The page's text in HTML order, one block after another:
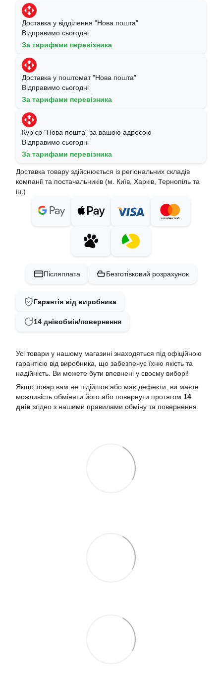
Доставка у відділення "Нова пошта"
Відправимо сьогодні
За тарифами перевізника
Доставка у поштомат "Нова пошта"
Відправимо сьогодні
За тарифами перевізника
Кур'єр "Нова пошта" за вашою адресою
Відправимо сьогодні
За тарифами перевізника
Доставка товару здійснюється із регіональних складів
компанії та постачальників (м. Київ, Харків, Тернопіль та
ін.)
Післяплата Безготівковий розрахунок
Гарантія від виробника
14 днівобмін/повернення
Усі товари у нашому магазині знаходяться під офіційною
гарантією від виробника, що забезпечує їхню якість та
надійність. Ви можете бути впевнені у своєму виборі!
Якщо товар вам не підійшов або має дефекти, ви маєте
можливість обміняти його або повернути протягом 14
днів згідно з нашими правилами обміну та повернення